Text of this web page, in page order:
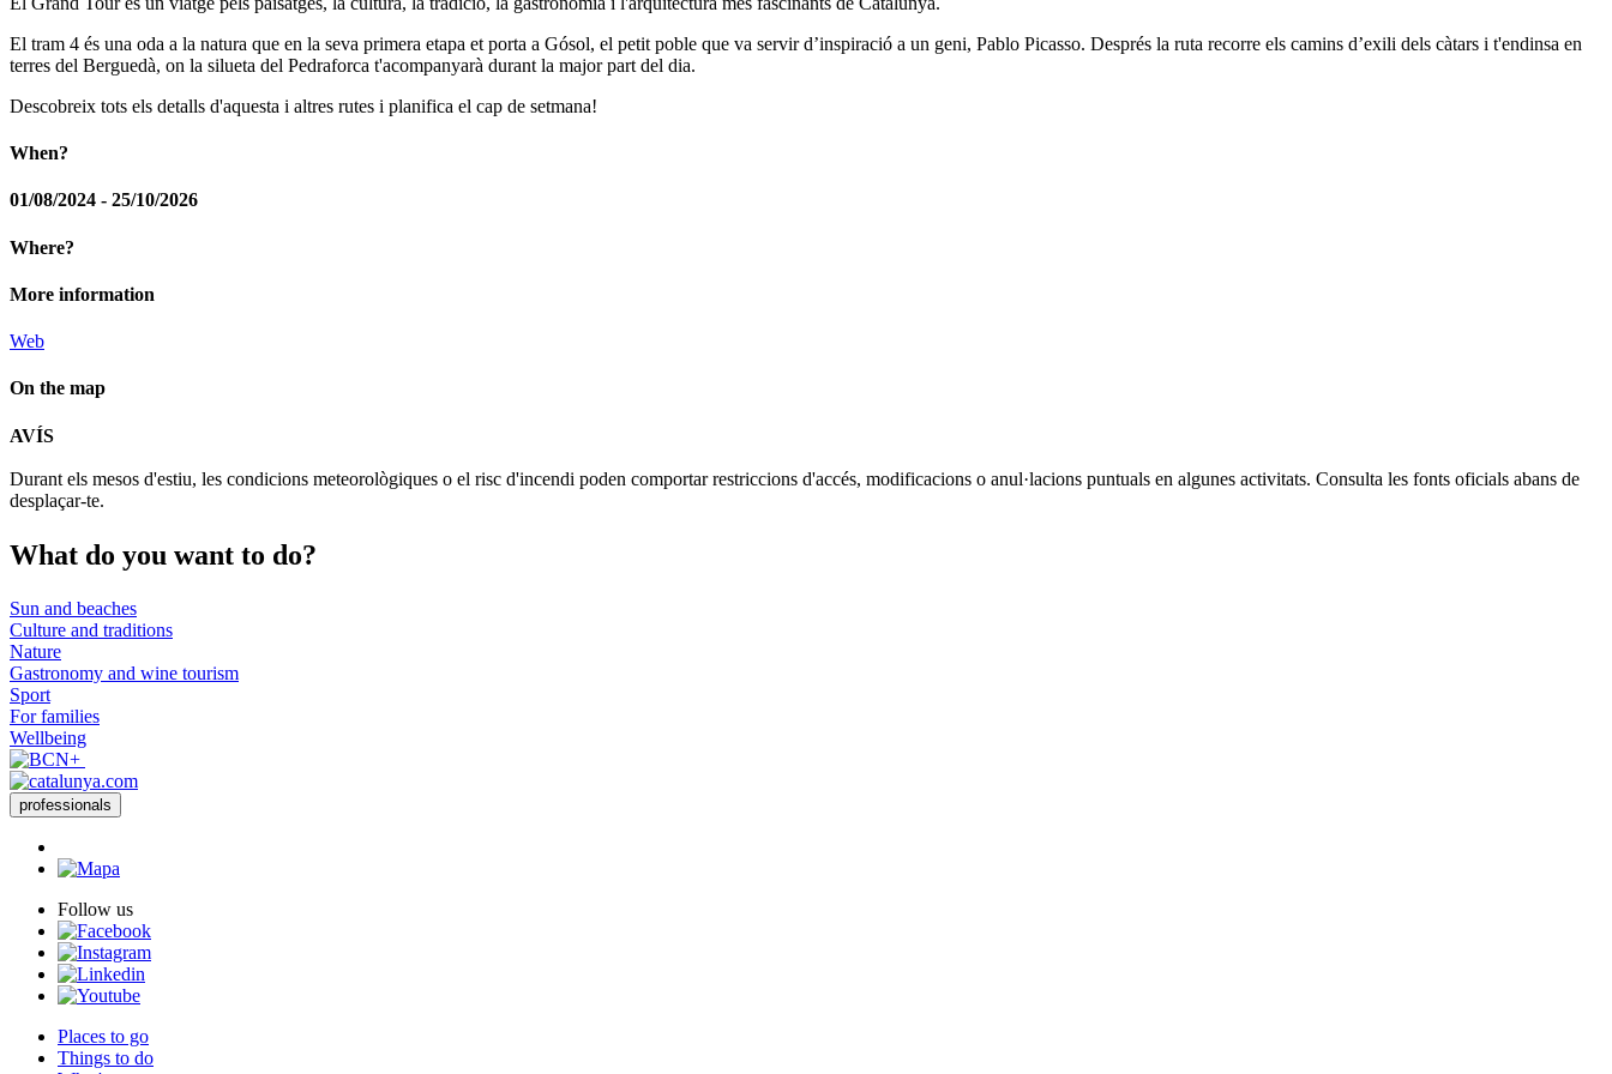
El tram 4 és una oda a la natura que en la seva primera etapa et porta a Gósol, el petit poble que va servir d’inspiració a un geni, Pablo Picasso. Després la ruta recorre els camins d’exili dels càtars i t'endinsa en
terres del Berguedà, on la silueta del Pedraforca t'acompanyarà durant la major part del dia.
Descobreix tots els detalls d'aquesta i altres rutes i planifica el cap de setmana!
When?
01/08/2024 - 25/10/2026
Where?
More information
Web
On the map
−
AVÍS
Durant els mesos d'estiu, les condicions meteorològiques o el risc d'incendi poden comportar restriccions d'accés, modificacions o anul·lacions puntuals en algunes activitats. Consulta les fonts oficials abans de
desplaçar-te.
What do you want to do?
Sun and beaches
Culture and traditions
Nature
Gastronomy and wine tourism
Sport
For families
Wellbeing
professionals
Follow us
Places to go
Things to do